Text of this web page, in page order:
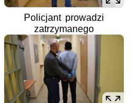
Policjant prowadzi
zatrzymanego